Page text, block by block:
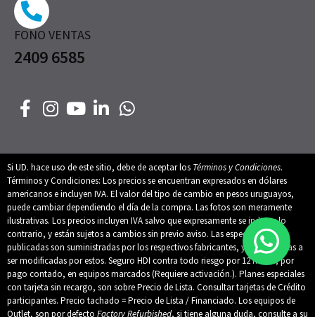
FONO VENTAS
2409 6585
Si UD. hace uso de este sitio, debe de aceptar los Términos y Condiciones.
Términos y Condiciones: Los precios se encuentran expresados en dólares
americanos e incluyen IVA. El valor del tipo de cambio en pesos uruguayos,
puede cambiar dependiendo el día de la compra. Las fotos son meramente
ilustrativas. Los precios incluyen IVA salvo que expresamente se indique lo
contrario, y están sujetos a cambios sin previo aviso. Las especificaciones
publicadas son suministradas por los respectivos fabricantes, y están sujetas a
ser modificadas por estos. Seguro HDI contra todo riesgo por 12 meses, por
pago contado, en equipos marcados (Requiere activación.). Planes especiales
con tarjeta sin recargo, son sobre Precio de Lista. Consultar tarjetas de Crédito
participantes. Precio tachado = Precio de Lista / Financiado. Los equipos de
Outlet, son por defecto Factory Refurbished, si tiene alguna duda, consulte a su